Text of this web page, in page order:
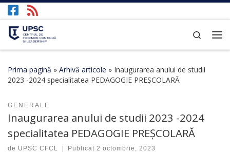
Afișează întregul conținut
Search
Prima pagină » Arhivă articole » Inaugurarea anului de studii
2023 -2024 specialitatea PEDAGOGIE PREȘCOLARĂ
GENERALE
Inaugurarea anului de studii 2023 -2024
specialitatea PEDAGOGIE PREȘCOLARĂ
de UPSC CFCL Publicat2 octombrie, 2023